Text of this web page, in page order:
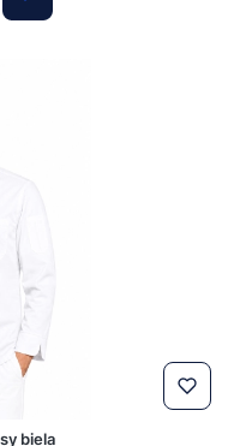
Ďalšie produkty
biela